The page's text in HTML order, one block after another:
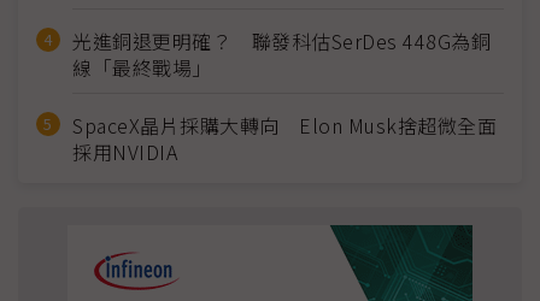
光進銅退更明確？ 聯發科估SerDes 448G為銅
線「最終戰場」
SpaceX晶片採購大轉向 Elon Musk捨超微全面
採用NVIDIA